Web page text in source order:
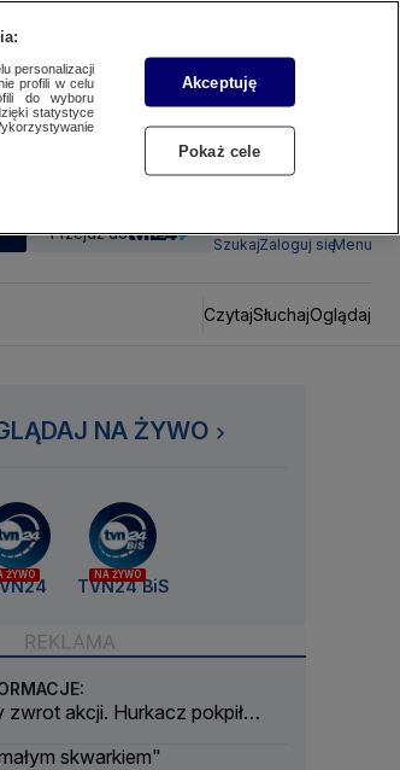
Przejdź do
SzukajZaloguj sięMenu
CzytajSłuchajOglądaj
NA ŻYWO
ŻYWO NA ŻYWO
TVN24 BiS
zwrot akcji. Hurkacz pokpił
skwarkiem"
personalizacji
profili w celu
do wyboru
statystyce
Akceptuję
Pokaż cele